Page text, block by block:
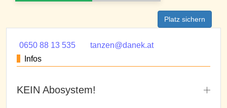
Platz sichern
0650 88 13 535
tanzen@danek.at
Infos
KEIN Abosystem!